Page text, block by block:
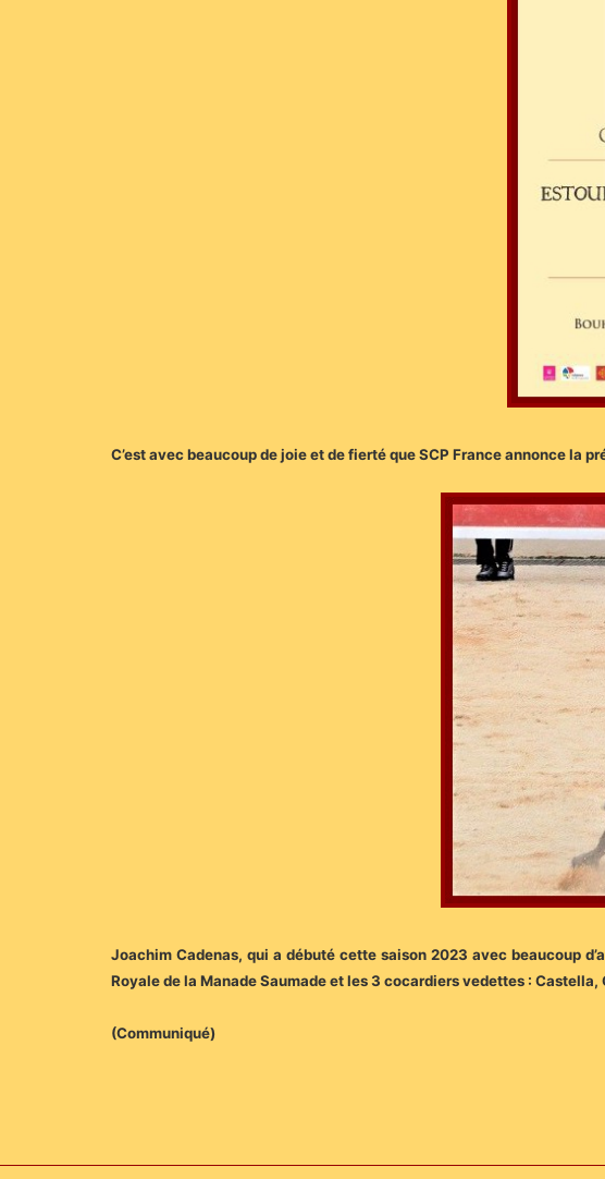
C’est avec beaucoup de joie et de fierté que SCP France annonce la
Joachim Cadenas, qui a débuté cette saison 2023 avec beaucoup
Royale de la Manade Saumade et les 3 cocardiers vedettes :
(Communiqué)